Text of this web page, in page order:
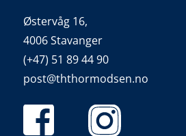
Østervåg 16,
4006 Stavanger
(+47) 51 89 44 90
post@ththormodsen.no